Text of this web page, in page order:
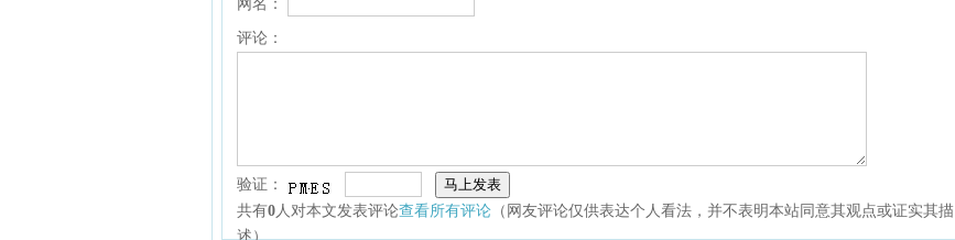
网名：
评论：
验证：
共有0人对本文发表评论查看所有评论 （网友评论仅供表达个人看法，并不表明本站同意其观点或证实其描
述）